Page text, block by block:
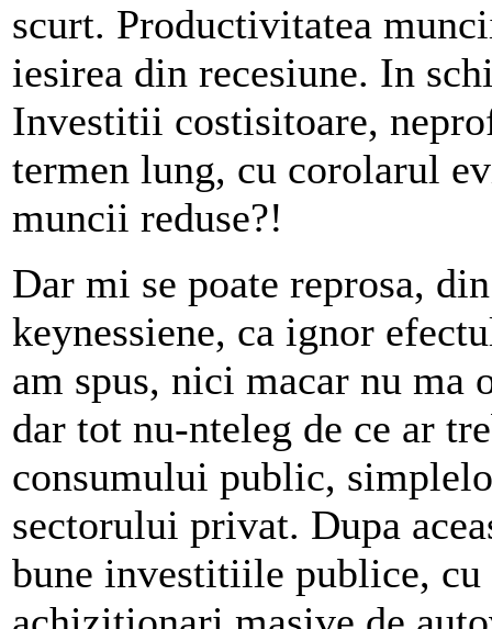
scurt. Productivitatea
iesirea din recesiune. In
Investitii costisitoare,
termen lung, cu corolarul
muncii reduse?!
Dar mi se poate reprosa,
keynessiene, ca ignor
am spus, nici macar nu ma
dar tot nu-nteleg de ce ar
consumului public,
sectorului privat. Dupa
bune investitiile publice,